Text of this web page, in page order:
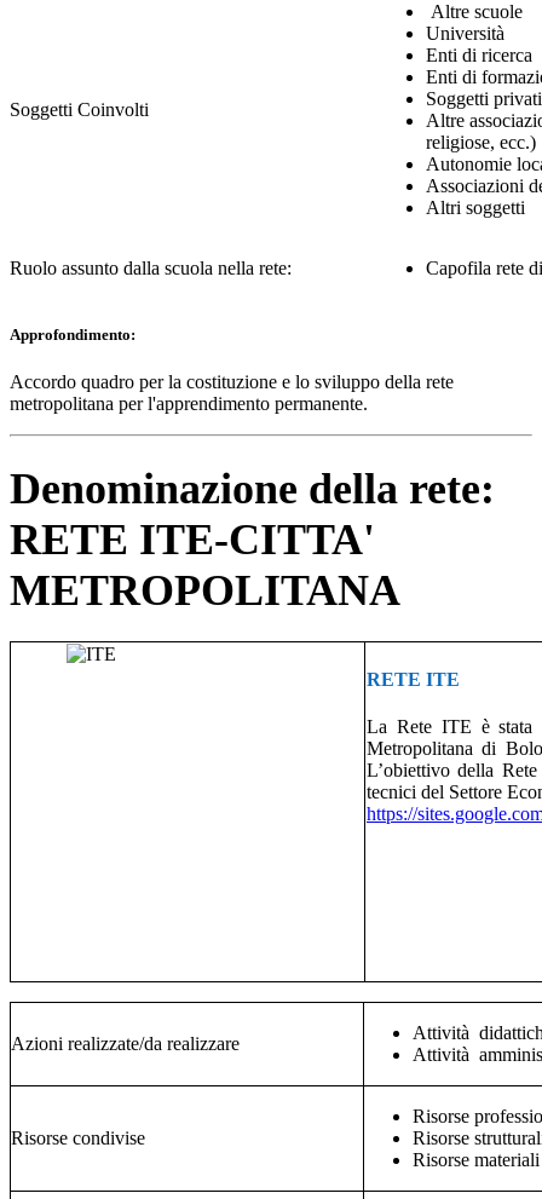
Soggetti Coinvolti
Altre scuole
Università
Enti di ricerca
Enti di
Soggetti
Altre
religiose, ecc.)
Autonomie
Associazioni
Altri soggetti
Ruolo assunto dalla scuola nella rete: Capofila rete
Approfondimento:
Accordo quadro per la costituzione e lo sviluppo della rete
metropolitana per l'apprendimento permanente.
Denominazione della rete:
RETE ITE-CITTA'
METROPOLITANA
RETE ITE
La Rete ITE è stata
Metropolitana di
L’obiettivo della
tecnici del Settore
https://
Azioni realizzate/da realizzare
Attività
Attività
Risorse condivise
Risorse
Risorse
Risorse materiali